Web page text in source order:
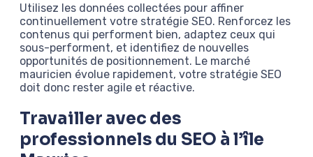
Utilisez les données collectées pour affiner
continuellement votre stratégie SEO. Renforcez les
contenus qui performent bien, adaptez ceux qui
sous-performent, et identifiez de nouvelles
opportunités de positionnement. Le marché
mauricien évolue rapidement, votre stratégie SEO
doit donc rester agile et réactive.
Travailler avec des
professionnels du SEO à l’île